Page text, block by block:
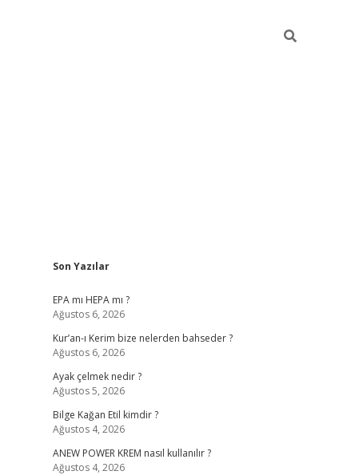
Sidebar
Son Yazılar
EPA mı HEPA mı ?
Ağustos 6, 2026
Kur’an-ı Kerim bize nelerden bahseder ?
Ağustos 6, 2026
Ayak çelmek nedir ?
Ağustos 5, 2026
Bilge Kağan Etil kimdir ?
Ağustos 4, 2026
ANEW POWER KREM nasıl kullanılır ?
Ağustos 4, 2026